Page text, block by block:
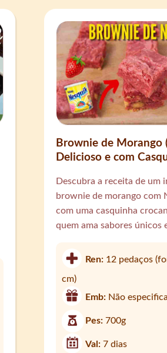
Brownie de Morango
Delicioso e com
Descubra a receita de um
brownie de morango com
com uma casquinha
quem ama sabores únicos
Ren: 12 pedaços
cm)
Emb: Não
Pes: 700g
Val: 7 dias